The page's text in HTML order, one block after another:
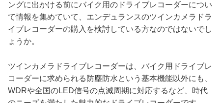
ングに出かける前にバイク用のドライブレコーダーについ
て情報を集めていて、エンデュランスのツインカメラドラ
イブレコーダーの購入を検討している方なのではないでし
ょうか。
ツインカメラドライブレコーダーは、バイク用ドライブレ
コーダーに求められる防塵防水という基本機能以外にも、
WDRや全国のLED信号の点滅周期に対応するなど、時代